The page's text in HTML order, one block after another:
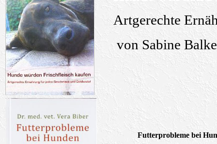
Artgerechte
von Sabine
Futterprobleme bei